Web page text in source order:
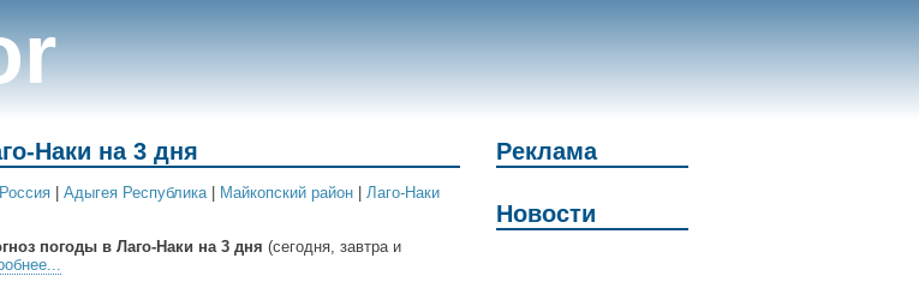
Наки на 3 дня
Россия Адыгея Республика| Майкопский район
Лаго-Наки
погоды в Лаго-Наки на 3 дня (сегодня, завтра и
Реклама
Новости